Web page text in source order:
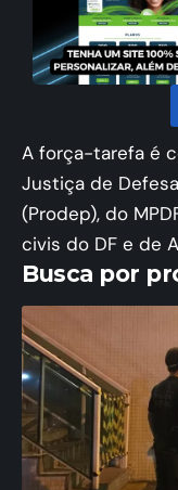
A força-tarefa é
Justiça de
(Prodep), do
civis do DF e de
Busca por